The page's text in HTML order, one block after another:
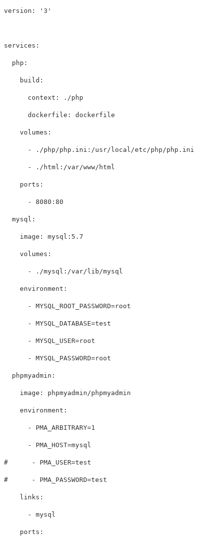
version : ' 3'
services :
php :
build :
context : ./php
dockerfile : dockerfile
volumes :
- ./php/php.ini:/usr/local/etc/php/php.ini
- ./html:/var/www/html
ports :
- 8080:80
mysql :
image : mysql:5.7
volumes :
- ./mysql:/var/lib/mysql
environment :
- MYSQL_ROOT_PASSWORD=root
- MYSQL_DATABASE=test
- MYSQL_USER=root
- MYSQL_PASSWORD=root
phpmyadmin :
image : phpmyadmin/phpmyadmin
environment :
- PMA_ARBITRARY=1
- PMA_HOST=mysql
#      - PMA_USER=test
#      - PMA_PASSWORD=test
links :
- mysql
ports :